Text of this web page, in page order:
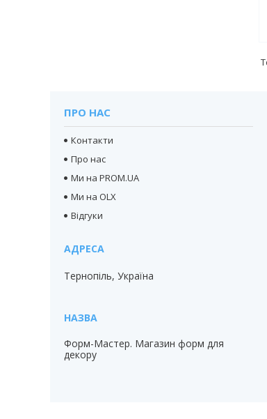
ПРО НАС
Контакти
Про нас
Ми на PROM.UA
Ми на OLX
Відгуки
Тернопіль, Україна
Форм-Мастер. Магазин форм для
декору